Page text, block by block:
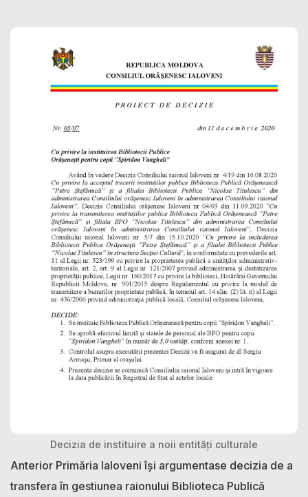
Decizia de instituire a noii entități culturale
Anterior Primăria Ialoveni își argumentase decizia de a
transfera în gestiunea raionului Biblioteca Publică